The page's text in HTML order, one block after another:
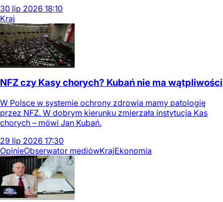
30 lip 2026 18:10
Kraj
NFZ czy Kasy chorych? Kubań nie ma wątpliwości
W Polsce w systemie ochrony zdrowia mamy patologię
przez NFZ. W dobrym kierunku zmierzała instytucja Kas
chorych – mówi Jan Kubań.
29 lip 2026 17:30
OpinieObserwator mediówKrajEkonomia